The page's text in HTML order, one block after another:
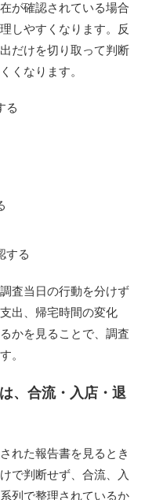
が確認されている場合
しやすくなります。反
だけを切り取って判断
くなります。
る
する
査当日の行動を分けず
出、帰宅時間の変化
かを見ることで、調査
。
、合流・入店・退
れた報告書を見るとき
で判断せず、合流、入
列で整理されているか